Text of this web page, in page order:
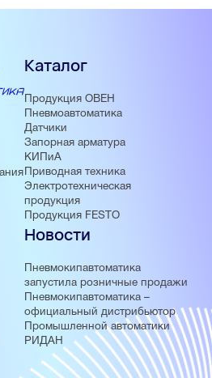
Каталог
Продукция ОВЕН
Пневмоавтоматика
Датчики
Запорная арматура
КИПиА
Приводная техника
Электротехническая
продукция
Продукция FESTO
Новости
Пневмокипавтоматика
запустила розничные продажи
Пневмокипавтоматика –
официальный дистрибьютор
Промышленной автоматики
РИДАН